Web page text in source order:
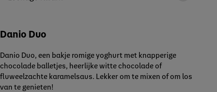
Danio Duo
Danio Duo, een bakje romige yoghurt met knapperige
chocolade balletjes, heerlijke witte chocolade of
fluweelzachte karamelsaus. Lekker om te mixen of om los
van te genieten!